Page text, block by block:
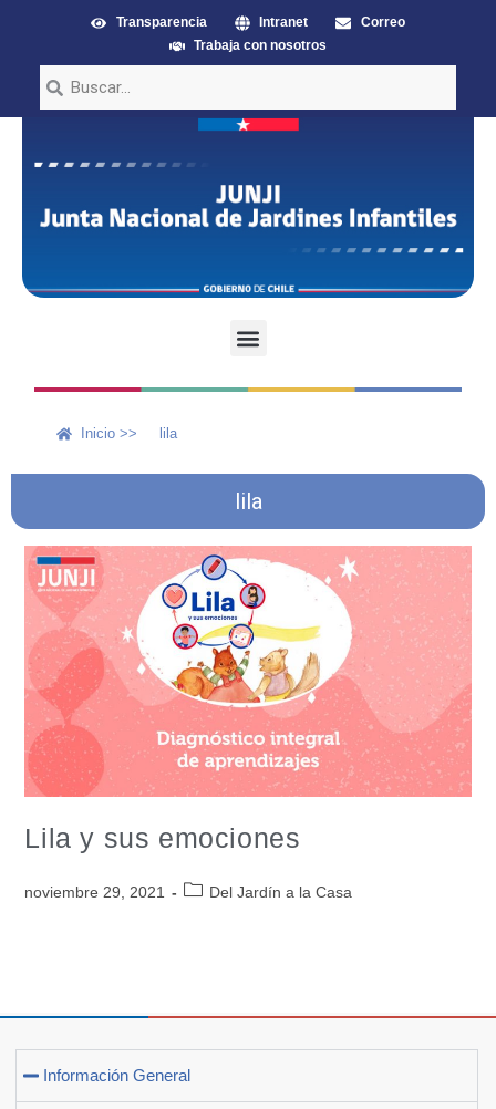
Transparencia Intranet
Correo
Trabaja con nosotros
Inicio >> lila
lila
Lila y sus emociones
noviembre 29, 2021 Del Jardín a la Casa
Información General